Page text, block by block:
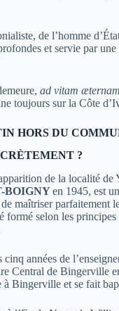
de l’homme
et servie par
ad vitam æternam
toujours sur la Côte
HORS DU
?
de la localité de
BOIGNYen 1945, est
maîtriser parfaitement
selon les
cinq années de
Central de Bingerville
Bingerville et se fait